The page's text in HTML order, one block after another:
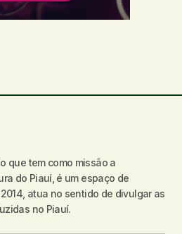
que tem como missão a
do Piauí, é um espaço de
atua no sentido de divulgar as
no Piauí.